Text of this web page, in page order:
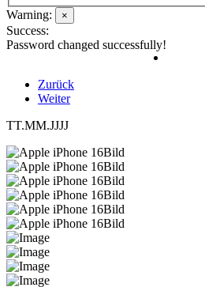
Warning: ×
Success:
Password changed successfully!
Zurück
Weiter
TT.MM.JJJJ